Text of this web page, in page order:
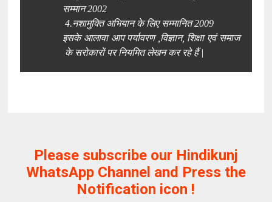
सम्मान 2002
4.नशामुक्ति अभियान के लिए सम्मानित 2009
इसके आलावा आप पर्यावरण ,विज्ञान, शिक्षा एवं समाज
के सरोकारों पर नियमित लेखन कर रहे हैं |
Please subscribe our Hindikunj
WhatsApp Channel and Press the
Notification icon !